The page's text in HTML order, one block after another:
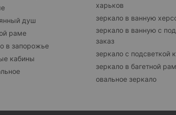
душ
раме
в запорожье
кабины
харьков
зеркало в ванную
зеркало в ванную с
заказ
зеркало с подсветкой
зеркало в багетной
овальное зеркало